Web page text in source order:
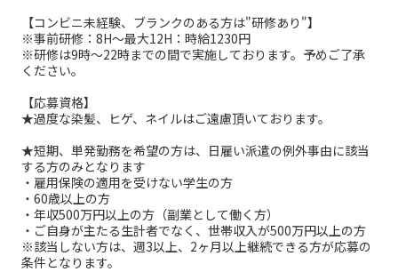
【コンビニ未経験、ブランクのある方は"研修あり"】
※事前研修：8H～最大12H：時給1230円
※研修は9時～22時までの間で実施しております。予めご了承
ください。
【応募資格】
★過度な染髪、ヒゲ、ネイルはご遠慮頂いております。
★短期、単発勤務を希望の方は、日雇い派遣の例外事由に該当
する方のみとなります
・雇用保険の適用を受けない学生の方
・60歳以上の方
・年収500万円以上の方（副業として働く方）
・ご自身が主たる生計者でなく、世帯収入が500万円以上の方
※該当しない方は、週3以上、2ヶ月以上継続できる方が応募の
条件となります。